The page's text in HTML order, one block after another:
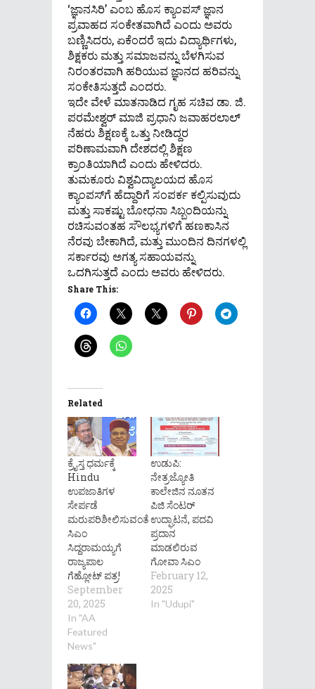
‘ಜ್ಞಾನಸಿರಿ’ ಎಂಬ ಹೊಸ ಕ್ಯಾಂಪಸ್ ಜ್ಞಾನ
ಪ್ರವಾಹದ ಸಂಕೇತವಾಗಿದೆ ಎಂದು ಅವರು
ಬಣ್ಣಿಸಿದರು, ಏಕೆಂದರೆ ಇದು ವಿದ್ಯಾರ್ಥಿಗಳು,
ಶಿಕ್ಷಕರು ಮತ್ತು ಸಮಾಜವನ್ನು ಬೆಳಗಿಸುವ
ನಿರಂತರವಾಗಿ ಹರಿಯುವ ಜ್ಞಾನದ ಹರಿವನ್ನು
ಸಂಕೇತಿಸುತ್ತದೆ ಎಂದರು.
ಇದೇ ವೇಳೆ ಮಾತನಾಡಿದ ಗೃಹ ಸಚಿವ ಡಾ. ಜಿ.
ಪರಮೇಶ್ವರ್ ಮಾಜಿ ಪ್ರಧಾನಿ ಜವಾಹರಲಾಲ್
ನೆಹರು ಶಿಕ್ಷಣಕ್ಕೆ ಒತ್ತು ನೀಡಿದ್ದರ
ಪರಿಣಾಮವಾಗಿ ದೇಶದಲ್ಲಿ ಶಿಕ್ಷಣ
ಕ್ರಾಂತಿಯಾಗಿದೆ ಎಂದು ಹೇಳಿದರು.
ತುಮಕೂರು ವಿಶ್ವವಿದ್ಯಾಲಯದ ಹೊಸ
ಕ್ಯಾಂಪಸ್‌ಗೆ ಹೆದ್ದಾರಿಗೆ ಸಂಪರ್ಕ ಕಲ್ಪಿಸುವುದು
ಮತ್ತು ಸಾಕಷ್ಟು ಬೋಧನಾ ಸಿಬ್ಬಂದಿಯನ್ನು
ರಚಿಸುವಂತಹ ಸೌಲಭ್ಯಗಳಿಗೆ ಹಣಕಾಸಿನ
ನೆರವು ಬೇಕಾಗಿದೆ, ಮತ್ತು ಮುಂದಿನ ದಿನಗಳಲ್ಲಿ
ಸರ್ಕಾರವು ಅಗತ್ಯ ಸಹಾಯವನ್ನು
ಒದಗಿಸುತ್ತದೆ ಎಂದು ಅವರು ಹೇಳಿದರು.
Share This:
Related
ಕ್ರೈಸ್ತ ಧರ್ಮಕ್ಕೆ
Hindu
ಉಪಜಾತಿಗಳ
ಸೇರ್ಪಡೆ
ಮರುಪರಿಶೀಲಿಸುವಂತೆ
ಸಿಎಂ
ಸಿದ್ದರಾಮಯ್ಯಗೆ
ರಾಜ್ಯಪಾಲ
ಗೆಹ್ಲೋಟ್ ಪತ್ರ!
September
20, 2025
In "AA
Featured
News"
ಉಡುಪಿ:
ನೇತ್ರಜ್ಯೋತಿ
ಕಾಲೇಜಿನ ನೂತನ
ಪಿಜಿ ಸೆಂಟರ್
ಉದ್ಘಾಟನೆ, ಪದವಿ
ಪ್ರದಾನ
ಮಾಡಲಿರುವ
ಗೋವಾ ಸಿಎಂ
February 12,
2025
In "Udupi"